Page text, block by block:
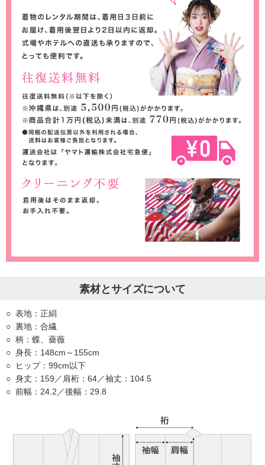
素材とサイズについて
表地：正絹
裏地：合繊
柄：蝶、薔薇
身長：148cm～155cm
ヒップ：99cm以下
身丈：159／肩桁：64／袖丈：104.5
前幅：24.2／後幅：29.8